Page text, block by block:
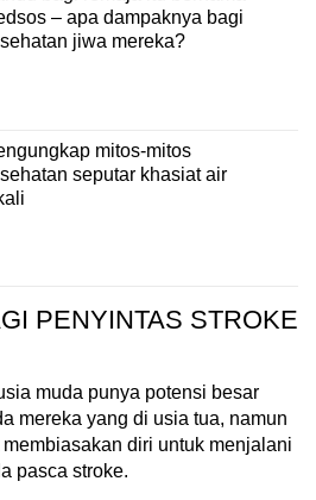
atau serangan iskemik
gejalanya akan hilang
saja.
medis dan jangan
meskipun Anda sudah
karena serangan ini sering
pertama bahwa stroke
badan eksekutif di
Stroke Association
saraf di Zhao Neurology
di Mount Elizabeth
– apa dampaknya bagi
jiwa mereka?
mitos-mitos
seputar khasiat air
PENYINTAS STROKE
muda punya potensi besar
mereka yang di usia tua, namun
diri untuk menjalani
pasca stroke.